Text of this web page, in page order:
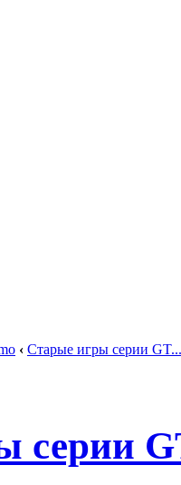
‹ Старые игры серии GT...
серии